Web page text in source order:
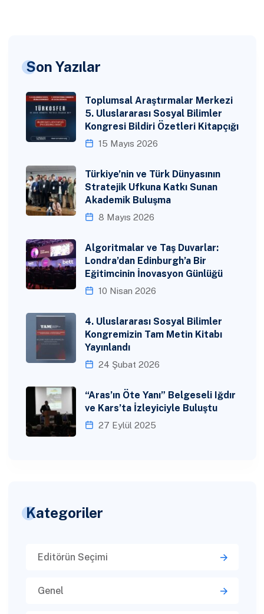
Son Yazılar
Toplumsal Araştırmalar Merkezi
5. Uluslararası Sosyal Bilimler
Kongresi Bildiri Özetleri Kitapçığı
15 Mayıs 2026
Türkiye’nin ve Türk Dünyasının
Stratejik Ufkuna Katkı Sunan
Akademik Buluşma
8 Mayıs 2026
Algoritmalar ve Taş Duvarlar:
Londra’dan Edinburgh’a Bir
Eğitimcinin İnovasyon Günlüğü
10 Nisan 2026
4. Uluslararası Sosyal Bilimler
Kongremizin Tam Metin Kitabı
Yayınlandı
24 Şubat 2026
“Aras’ın Öte Yanı” Belgeseli Iğdır
ve Kars’ta İzleyiciyle Buluştu
27 Eylül 2025
Kategoriler
Editörün Seçimi
Genel